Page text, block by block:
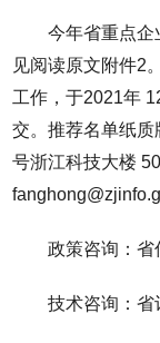
今年省重点企
见阅读原文附件2
工作，于2021年
交。推荐名单纸
号浙江科技大楼
政策咨询：省
技术咨询：